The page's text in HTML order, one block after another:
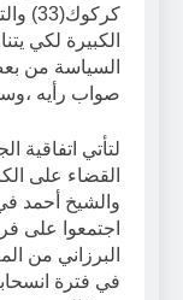
الكبيرة لكي
السياسة من
صواب رأيه
القضاء على
والشيخ أحمد
اجتمعوا على
البرزاني من
في فترة